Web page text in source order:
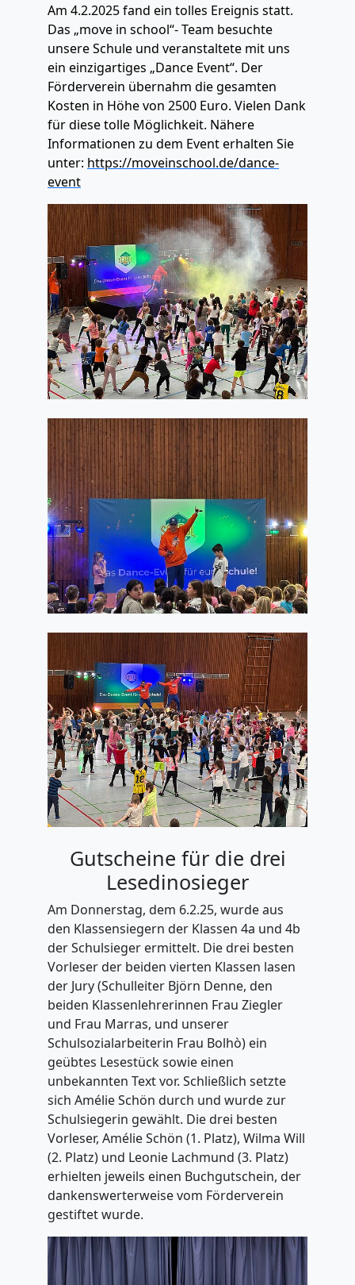
Am 4.2.2025 fand ein tolles Ereignis statt.
Das „move in school“- Team besuchte
unsere Schule und veranstaltete mit uns
ein einzigartiges „Dance Event“. Der
Förderverein übernahm die gesamten
Kosten in Höhe von 2500 Euro. Vielen Dank
für diese tolle Möglichkeit. Nähere
Informationen zu dem Event erhalten Sie
unter: https://moveinschool.de/dance-
event
Gutscheine für die drei
Lesedinosieger
Am Donnerstag, dem 6.2.25, wurde aus
den Klassensiegern der Klassen 4a und 4b
der Schulsieger ermittelt. Die drei besten
Vorleser der beiden vierten Klassen lasen
der Jury (Schulleiter Björn Denne, den
beiden Klassenlehrerinnen Frau Ziegler
und Frau Marras, und unserer
Schulsozialarbeiterin Frau Bolhò) ein
geübtes Lesestück sowie einen
unbekannten Text vor. Schließlich setzte
sich Amélie Schön durch und wurde zur
Schulsiegerin gewählt. Die drei besten
Vorleser, Amélie Schön (1. Platz), Wilma Will
(2. Platz) und Leonie Lachmund (3. Platz)
erhielten jeweils einen Buchgutschein, der
dankenswerterweise vom Förderverein
gestiftet wurde.